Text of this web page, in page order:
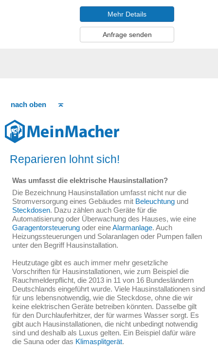
Mehr Details
Anfrage senden
nach oben
Reparieren lohnt sich!
Was umfasst die elektrische Hausinstallation?
Die Bezeichnung Hausinstallation umfasst nicht nur die
Stromversorgung eines Gebäudes mit Beleuchtung und
Steckdosen. Dazu zählen auch Geräte für die
Automatisierung oder Überwachung des Hauses, wie eine
Garagentorsteuerung oder eineAlarmanlage. Auch
Heizungssteuerungen und Solaranlagen oder Pumpen fallen
unter den Begriff Hausinstallation.
Heutzutage gibt es auch immer mehr gesetzliche
Vorschriften für Hausinstallationen, wie zum Beispiel die
Rauchmelderpflicht, die 2013 in 11 von 16 Bundesländern
Deutschlands eingeführt wurde. Viele Hausinstallationen sind
für uns lebensnotwendig, wie die Steckdose, ohne die wir
keine elektrischen Geräte betreiben könnten. Dasselbe gilt
für den Durchlauferhitzer, der für warmes Wasser sorgt. Es
gibt auch Hausinstallationen, die nicht unbedingt notwendig
sind und deshalb als Luxus gelten. Ein Beispiel dafür wäre
die Sauna oder das Klimasplitgerät.